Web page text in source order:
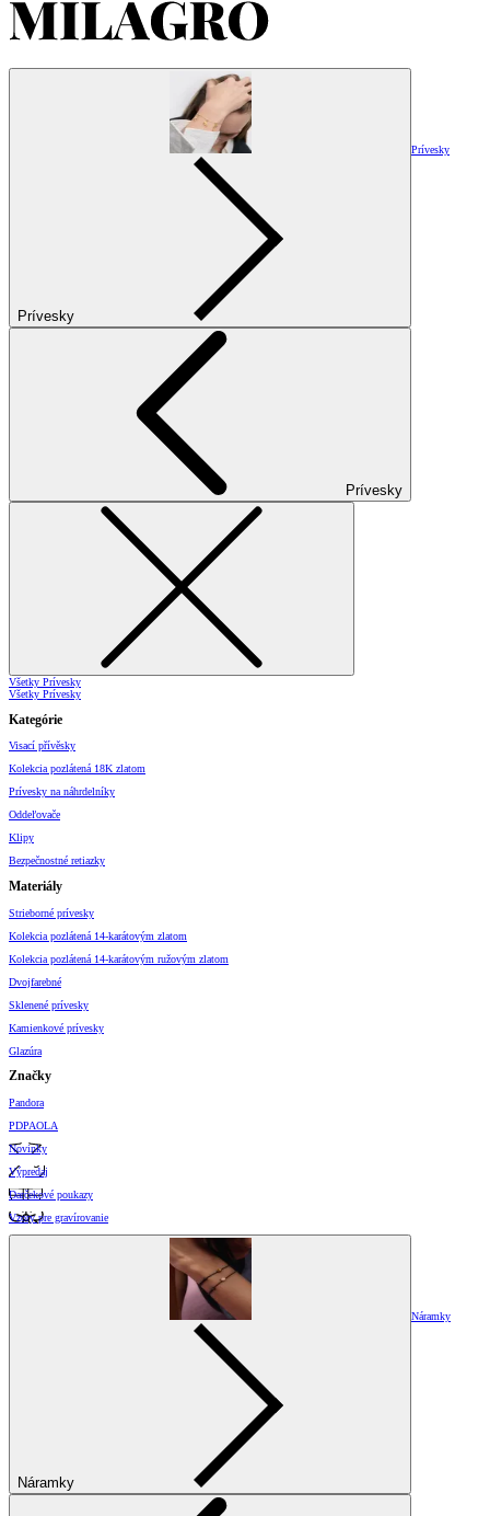
Prívesky
Prívesky
Prívesky
Všetky Prívesky
Všetky Prívesky
Kategórie
Visací přívěsky
Kolekcia pozlátená 18K zlatom
Prívesky na náhrdelníky
Oddeľovače
Klipy
Bezpečnostné retiazky
Materiály
Strieborné prívesky
Kolekcia pozlátená 14-karátovým zlatom
Kolekcia pozlátená 14-karátovým ružovým zlatom
Dvojfarebné
Sklenené prívesky
Kamienkové prívesky
Glazúra
Značky
Pandora
PDPAOLA
Novinky
Výpredaj
Darčekové poukazy
Vzory pre gravírovanie
Náramky
Náramky